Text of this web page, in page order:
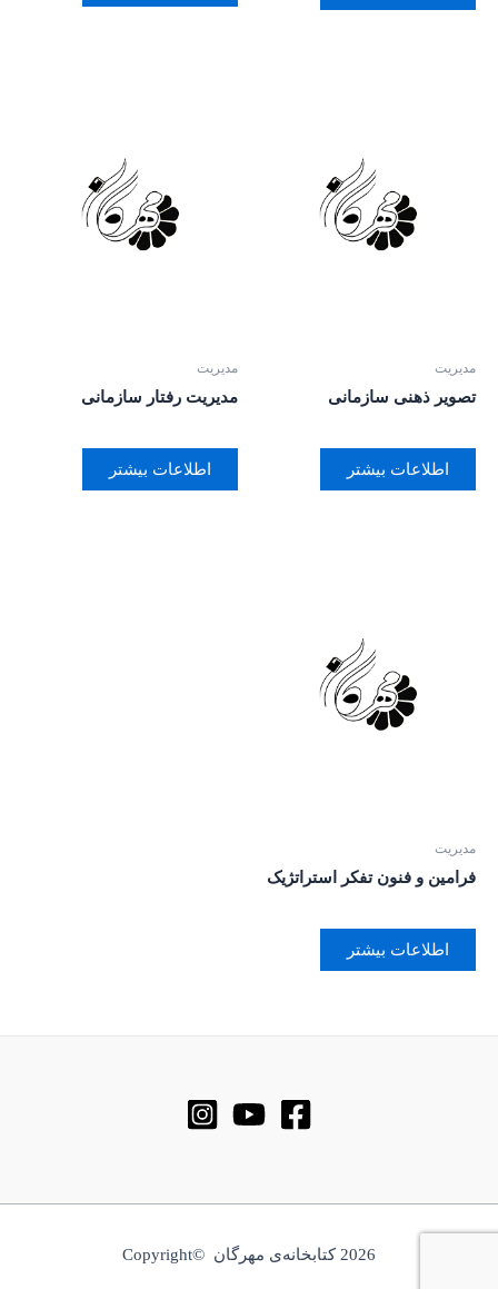
مدیریت
تصویر ذهنی سازمانی
اطلاعات بیشتر
مدیریت
مدیریت رفتار سازمانی
اطلاعات بیشتر
مدیریت
فرامین و فنون تفکر استراتژیک
اطلاعات بیشتر
2026 کتابخانه‌ی مهرگان ©Copyright